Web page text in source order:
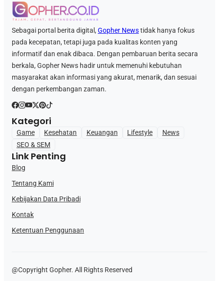
Sebagai portal berita digital, Gopher Newstidak hanya fokus
pada kecepatan, tetapi juga pada kualitas konten yang
informatif dan enak dibaca. Dengan pembaruan berita secara
berkala, Gopher News hadir untuk memenuhi kebutuhan
masyarakat akan informasi yang akurat, menarik, dan sesuai
dengan perkembangan zaman.
Kategori
Game Kesehatan Keuangan Lifestyle
News
SEO & SEM
Link Penting
Blog
Tentang Kami
Kebijakan Data Pribadi
Kontak
Ketentuan Penggunaan
@Copyright Gopher. All Rights Reserved